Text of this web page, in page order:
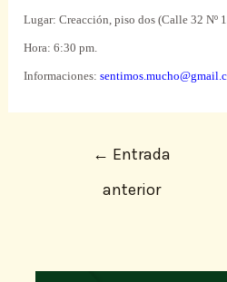
Lugar: Creacción, piso dos (Calle 32 Nº
Hora: 6:30 pm.
Informaciones:
← Entrada
anterior